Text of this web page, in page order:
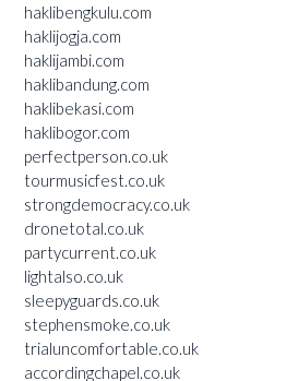
haklibengkulu.com
haklijogja.com
haklijambi.com
haklibandung.com
haklibekasi.com
haklibogor.com
perfectperson.co.uk
tourmusicfest.co.uk
strongdemocracy.co.uk
dronetotal.co.uk
partycurrent.co.uk
lightalso.co.uk
sleepyguards.co.uk
stephensmoke.co.uk
trialuncomfortable.co.uk
accordingchapel.co.uk